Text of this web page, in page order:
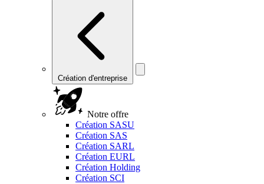
Création d'entreprise
Notre offre
Création SASU
Création SAS
Création SARL
Création EURL
Création Holding
Création SCI